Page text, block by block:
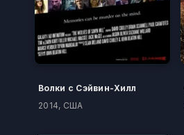
Волки с Сэйвин-Хилл
2014, США